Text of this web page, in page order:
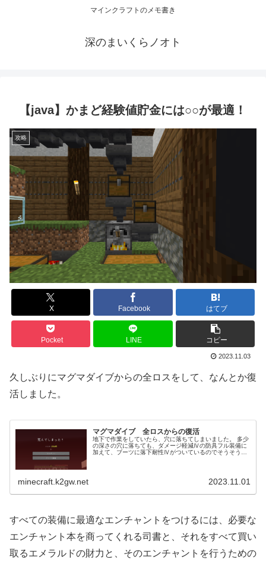
マインクラフトのメモ書き
深のまいくらノオト
【java】かまど経験値貯金には○○が最適！
攻略
X Facebook はてブ
Pocket LINE コピー
2023.11.03
久しぶりにマグマダイブからの全ロスをして、なんとか復
活しました。
マグマダイブ 全ロスからの復活
地下で作業をしていたら、穴に落ちてしまいました。 多少
の深さの穴に落ちても、ダメージ軽減Ⅳの防具フル装備に
加えて、ブーツに落下耐性Ⅳがついているのでそうそう死
minecraft.k2gw.net 2023.11.01
すべての装備に最適なエンチャントをつけるには、必要な
エンチャント本を商ってくれる司書と、それをすべて買い
取るエメラルドの財力と、そのエンチャントを行うための